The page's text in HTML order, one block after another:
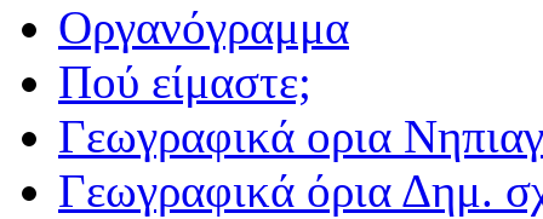
Οργανόγραμμα
Πού είμαστε;
Γεωγραφικά ορια
Γεωγραφικά όρια Δημ.